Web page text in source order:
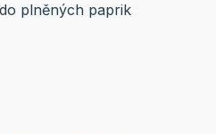
plněných paprik